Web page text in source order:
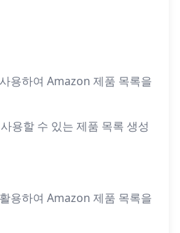
용하여 Amazon 제품 목록을
용할 수 있는 제품 목록 생성
용하여 Amazon 제품 목록을